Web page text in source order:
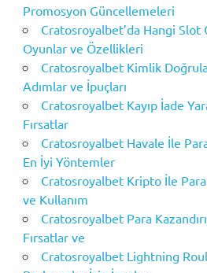
Promosyon Güncellemeleri
Cratosroyalbet’da Hangi Slot
Oyunlar ve Özellikleri
Cratosroyalbet Kimlik
Adımlar ve İpuçları
Cratosroyalbet Kayıp İade
Fırsatlar
Cratosroyalbet Havale İle
En İyi Yöntemler
Cratosroyalbet Kripto İle Para
ve Kullanım
Cratosroyalbet Para
Fırsatlar ve
Cratosroyalbet Lightning